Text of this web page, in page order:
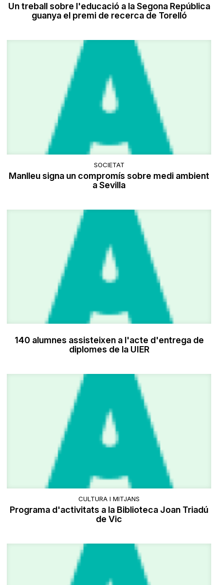
Un treball sobre l'educació a la Segona República
guanya el premi de recerca de Torelló
SOCIETAT
Manlleu signa un compromís sobre medi ambient
a Sevilla
140 alumnes assisteixen a l'acte d'entrega de
diplomes de la UIER
CULTURA I MITJANS
Programa d'activitats a la Biblioteca Joan Triadú
de Vic